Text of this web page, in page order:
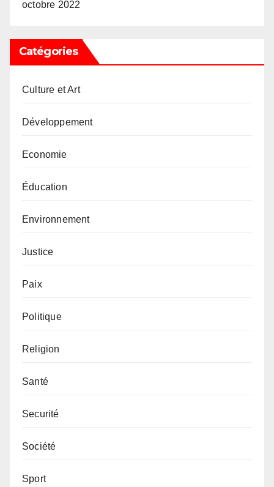
octobre 2022
Catégories
Culture et Art
Développement
Economie
Éducation
Environnement
Justice
Paix
Politique
Religion
Santé
Securité
Société
Sport